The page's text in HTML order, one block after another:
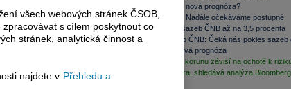
ekonomiku nová prognóza?
Jan Bureš: Nadále očekáváme postupné
snižování sazeb ČNB až na 3,5 procenta
Rozbřesk o ČNB: Čeká nás pokles sazeb
25bps a nová prognóza
Výhled pro korunu závisí na ochotě k
a vývoji eura, shledává analýza Bloomberg
všech webových stránek ČSOB,
s cílem poskytnout co
stránek, analytická činnost a
najdete v Přehledu a